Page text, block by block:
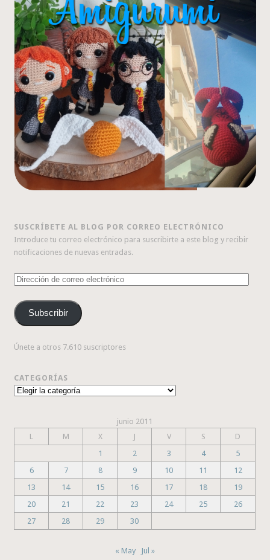
SUSCRÍBETE AL BLOG POR CORREO ELECTRÓNICO
Introduce tu correo electrónico para suscribirte a este blog y recibir
notificaciones de nuevas entradas.
Dirección
correo
electrónico
Subscribir
Únete a otros 7.610 suscriptores
CATEGORÍAS
Categorías
junio 2011
L
M X J V S
D
1
2 3 4
5
6
7 8 9 10 11
12
13
14 15 16 17 18
19
20
21 22 23 24 25
26
27
28 29 30
« May Jul »